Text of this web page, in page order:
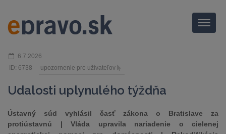
Menu
6.7.2026
ID: 6738
upozornenie pre užívateľov
Udalosti uplynulého týždňa
Ústavný súd vyhlásil časť zákona o Bratislave za
protiústavnú | Vláda upravila nariadenie o cielenej